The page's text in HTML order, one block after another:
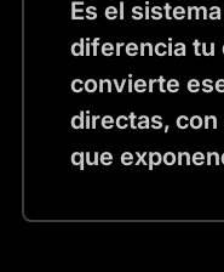
Es el
diferencia tu
convierte
directas,
que